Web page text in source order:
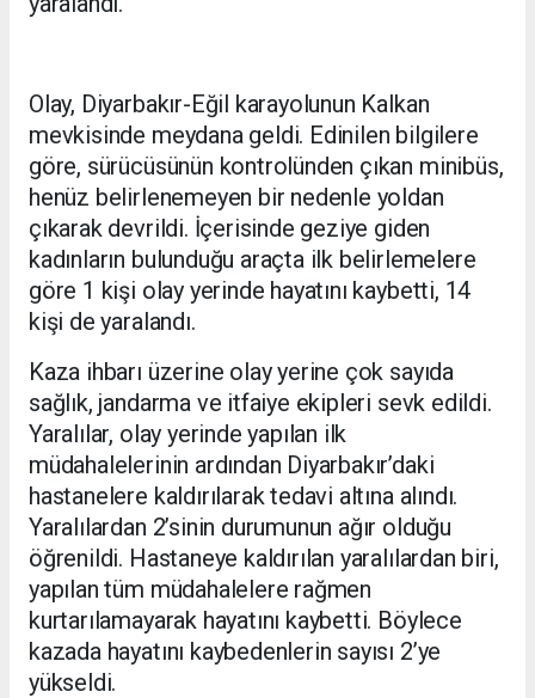
Olay, Diyarbakır-Eğil karayolunun Kalkan
mevkisinde meydana geldi. Edinilen bilgilere
göre, sürücüsünün kontrolünden çıkan minibüs,
henüz belirlenemeyen bir nedenle yoldan
çıkarak devrildi. İçerisinde geziye giden
kadınların bulunduğu araçta ilk belirlemelere
göre 1 kişi olay yerinde hayatını kaybetti, 14
kişi de yaralandı.
Kaza ihbarı üzerine olay yerine çok sayıda
sağlık, jandarma ve itfaiye ekipleri sevk edildi.
Yaralılar, olay yerinde yapılan ilk
müdahalelerinin ardından Diyarbakır’daki
hastanelere kaldırılarak tedavi altına alındı.
Yaralılardan 2’sinin durumunun ağır olduğu
öğrenildi. Hastaneye kaldırılan yaralılardan biri,
yapılan tüm müdahalelere rağmen
kurtarılamayarak hayatını kaybetti. Böylece
kazada hayatını kaybedenlerin sayısı 2’ye
yükseldi.